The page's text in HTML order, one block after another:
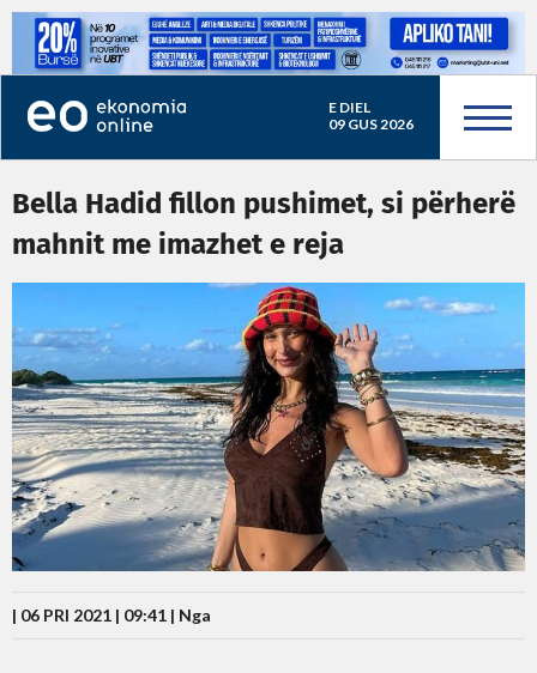
E DIEL
09 GUS 2026
Bella Hadid fillon pushimet, si përherë
mahnit me imazhet e reja
| 06 PRI 2021 | 09:41 | Nga